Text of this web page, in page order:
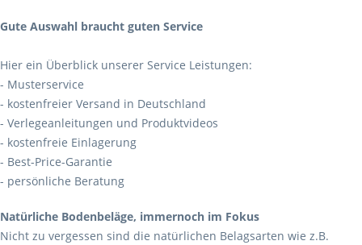
Gute Auswahl braucht guten Service
Hier ein Überblick unserer Service Leistungen:
- Musterservice
- kostenfreier Versand in Deutschland
- Verlegeanleitungen und Produktvideos
- kostenfreie Einlagerung
- Best-Price-Garantie
- persönliche Beratung
Natürliche Bodenbeläge, immernoch im Fokus
Nicht zu vergessen sind die natürlichen Belagsarten wie z.B.